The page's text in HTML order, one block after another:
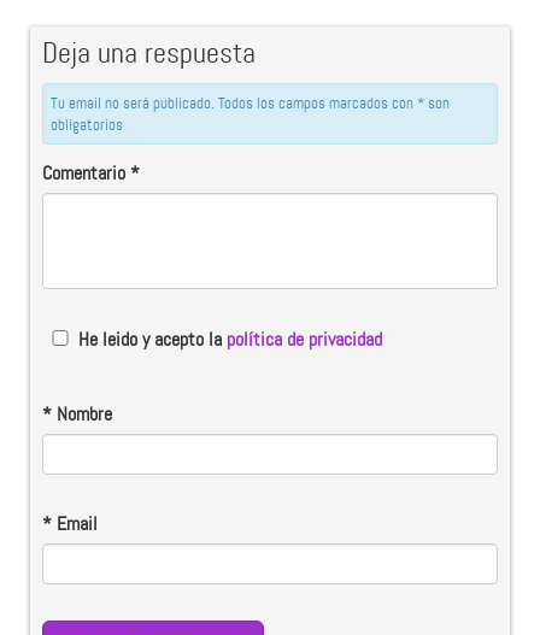
Deja una respuesta
Tu email no será publicado. Todos los campos marcados con * son
obligatorios
Comentario*
He leido y acepto la política de privacidad
* Nombre
* Email